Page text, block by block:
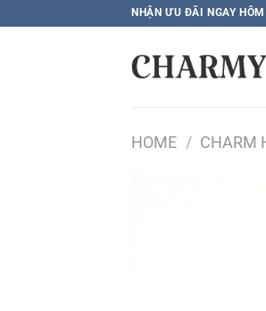
qua
NHẬN ƯU ĐÃI NGAY
HOME / CHARM